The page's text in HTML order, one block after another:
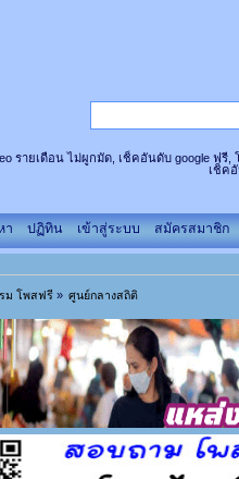
รายเดือน ไม่ผูกมัด, เช็คอันดับ google ฟรี,
เช็ค
า ปฏิทิน เข้าสู่ระบบ สมัครสมาชิก
ม โพสฟรี» ศูนย์กลางสถิติ